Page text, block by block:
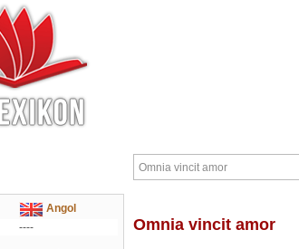
Angol
---- Omnia vincit amor